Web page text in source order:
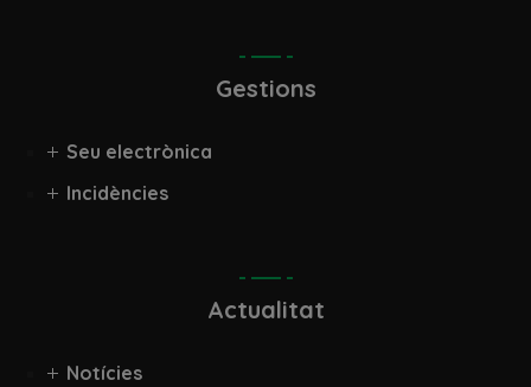
Gestions
Seu electrònica
Incidències
Actualitat
Notícies